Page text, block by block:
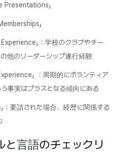
Presentations」
」
Experience」：学校のクラブやチー
他のリーダーシップ遂行経験
」 ：周期的にボランティア
事実はプラスとなる傾向にある
：要請された場合、経歴に関係する
と言語のチェックリ